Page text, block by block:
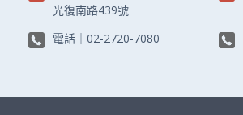
光復南路439號
電話｜ 02-2720-7080